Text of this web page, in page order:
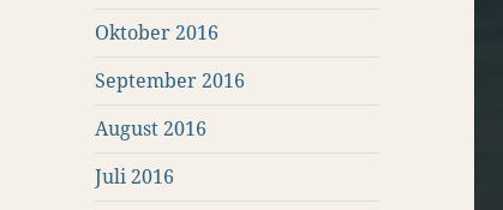
Oktober 2016
September 2016
August 2016
Juli 2016